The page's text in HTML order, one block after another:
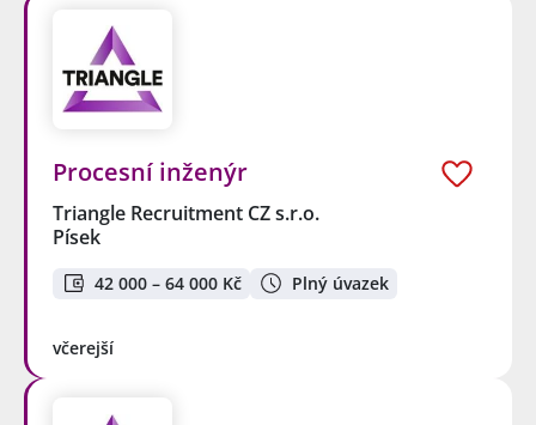
Procesní inženýr
Triangle Recruitment CZ s.r.o.
Písek
42 000 – 64 000 Kč Plný úvazek
včerejší